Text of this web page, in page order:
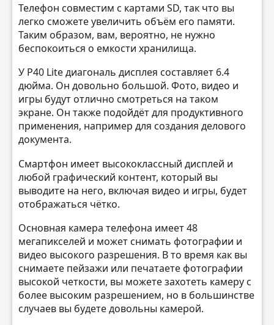
Телефон совместим с картами SD, так что вы
легко сможете увеличить объём его памяти.
Таким образом, вам, вероятно, не нужно
беспокоиться о емкости хранилища.
У P40 Lite диагональ дисплея составляет 6.4
дюйма. Он довольно большой. Фото, видео и
игры будут отлично смотреться на таком
экране. Он также подойдёт для продуктивного
применения, например для создания делового
документа.
Смартфон имеет высококлассный дисплей и
любой графический контент, который вы
выводите на него, включая видео и игры, будет
отображаться чётко.
Основная камера телефона имеет 48
мегапикселей и может снимать фотографии и
видео высокого разрешения. В то время как вы
снимаете пейзажи или печатаете фотографии
высокой четкости, вы можете захотеть камеру с
более высоким разрешением, но в большинстве
случаев вы будете довольны камерой.